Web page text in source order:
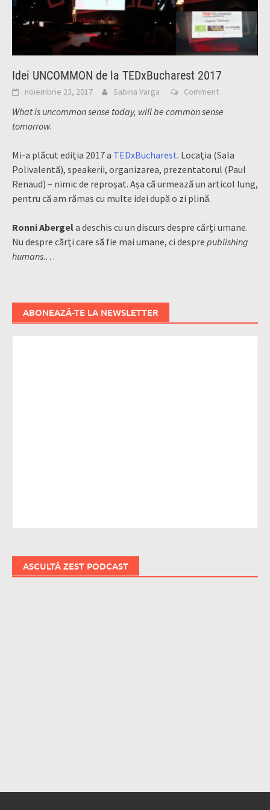
Idei UNCOMMON de la TEDxBucharest 2017
noiembrie 23, 2017 Sabina Varga Comment
What is uncommon sense today, will be common sense
tomorrow.
Mi-a plăcut ediția 2017 a TEDxBucharest. Locația (Sala
Polivalentă), speakerii, organizarea, prezentatorul (Paul
Renaud) – nimic de reproșat. Așa că urmează un articol lung,
pentru că am rămas cu multe idei după o zi plină.
Ronni Abergela deschis cu un discurs despre cărți umane.
Nu despre cărți care să fie mai umane, ci despre publishing
humans.…
ABONEAZĂ-TE LA NEWSLETTER
ASCULTĂ ZEST PODCAST